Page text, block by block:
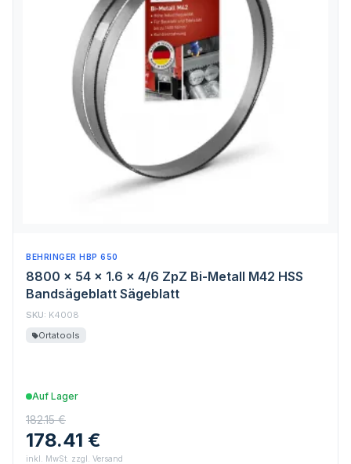
BEHRINGER HBP 650
8800 x 54 x 1.6 x 4/6 ZpZ Bi-Metall M42 HSS
Bandsägeblatt Sägeblatt
SKU: K4008
Ortatools
Auf Lager
182.15 €
178.41 €
inkl. MwSt. zzgl. Versand